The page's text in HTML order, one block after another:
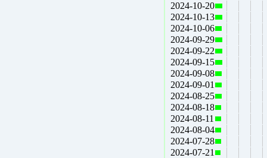
2024-10-20
2024-10-13
2024-10-06
2024-09-29
2024-09-22
2024-09-15
2024-09-08
2024-09-01
2024-08-25
2024-08-18
2024-08-11
2024-08-04
2024-07-28
2024-07-21